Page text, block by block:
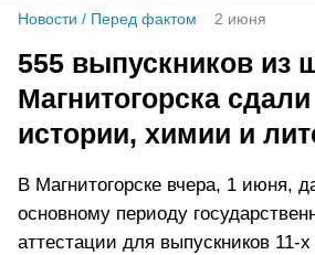
Новости / Перед фактом 2 июня
555 выпускников из
Магнитогорска
истории, химии и
В Магнитогорске вчера, 1 июня,
основному периоду
аттестации для выпускников 11-х